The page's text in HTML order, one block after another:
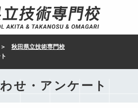
秋田県立技術専門校
せ・アンケート